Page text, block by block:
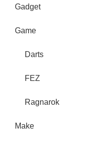
Gadget
Game
Darts
FEZ
Ragnarok
Make